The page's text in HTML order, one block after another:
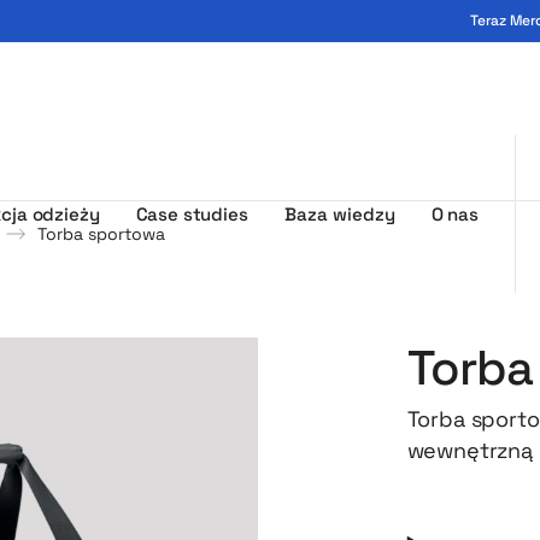
Teraz
odzieży Case studies Baza wiedzy O nas
Torba sportowa
Torba
wewnętrzną